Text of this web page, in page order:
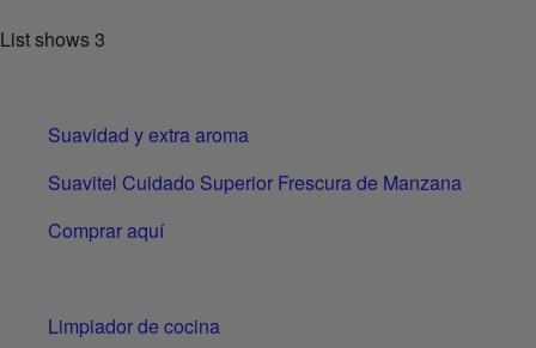
List shows3
Suavidad y extra aroma
Suavitel Cuidado Superior Frescura de Manzana
Comprar aquí
Limpiador de cocina